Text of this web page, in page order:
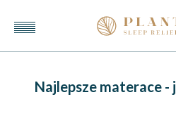
Najlepsze materace -